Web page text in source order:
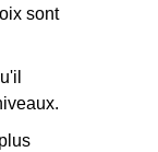
sont